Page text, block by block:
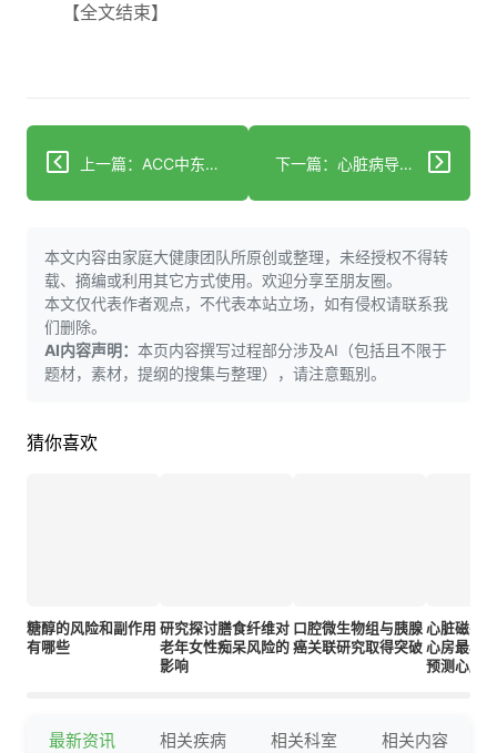
【全文结束】
上一篇：ACC中东2025推动区域创新与合作促进心血管健康护理 下一篇：心脏病导致全球每三人中就有一人死亡 并不令人意外
本文内容由家庭大健康团队所原创或整理，未经授权不得转
载、摘编或利用其它方式使用。欢迎分享至朋友圈。
本文仅代表作者观点，不代表本站立场，如有侵权请联系我
们删除。
AI内容声明： 本页内容撰写过程部分涉及AI（包括且不限于
题材，素材，提纲的搜集与整理），请注意甄别。
猜你喜欢
糖醇的风险和副作用
有哪些
研究探讨膳食纤维对
老年女性痴呆风险的
影响
口腔微生物组与胰腺
癌关联研究取得突破
心脏磁共
心房最小
预测心脏
最新资讯 相关疾病 相关科室 相关内容